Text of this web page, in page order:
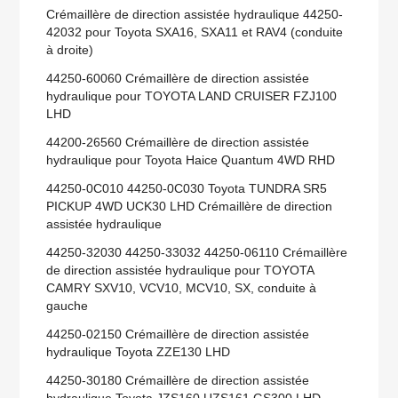
Crémaillère de direction assistée hydraulique 44250-
42032 pour Toyota SXA16, SXA11 et RAV4 (conduite
à droite)
44250-60060 Crémaillère de direction assistée
hydraulique pour TOYOTA LAND CRUISER FZJ100
LHD
44200-26560 Crémaillère de direction assistée
hydraulique pour Toyota Haice Quantum 4WD RHD
44250-0C010 44250-0C030 Toyota TUNDRA SR5
PICKUP 4WD UCK30 LHD Crémaillère de direction
assistée hydraulique
44250-32030 44250-33032 44250-06110 Crémaillère
de direction assistée hydraulique pour TOYOTA
CAMRY SXV10, VCV10, MCV10, SX, conduite à
gauche
44250-02150 Crémaillère de direction assistée
hydraulique Toyota ZZE130 LHD
44250-30180 Crémaillère de direction assistée